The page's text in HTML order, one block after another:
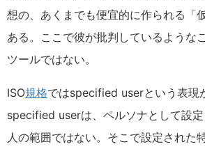
想の、あくまでも便宜的に作られる「
ある。ここで彼が批判しているような
ツールではない。
ISO規格ではspecified userという表現
specified userは、ペルソナとして設
人の範囲ではない。そこで設定された